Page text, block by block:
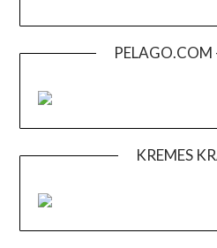
PELAGO.COM
KREMES